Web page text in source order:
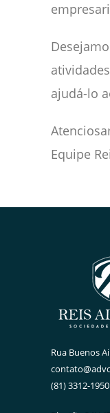
ajudá-lo
Equipe
Rua Buenos
(81) 3312-